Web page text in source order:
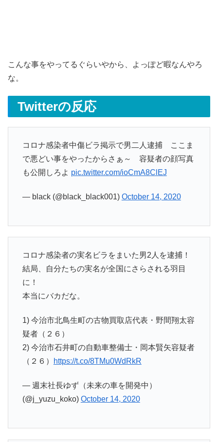
こんな事をやってるぐらいやから、よっぽど暇なんやろ
な。
Twitterの反応
コロナ感染者中傷ビラ掲示で男二人逮捕 ここま
で悪どい事をやったからさぁ～ 容疑者の顔写真
も公開しろよ pic.twitter.com/ioCmA8ClEJ
— black (@black_black001) October 14, 2020
コロナ感染者の実名ビラをまいた男2人を逮捕！
結局、自分たちの実名が全国にさらされる羽目
に！
本当にバカだな。
1) 今治市北鳥生町の古物買取店代表・野間翔太容
疑者（２６）
2) 今治市石井町の自動車整備士・岡本賢矢容疑者
（２６）
https://t.co/8TMu0WdRkR
— 週末社長ゆず（未来の車を開発中）
(@j_yuzu_koko) October 14, 2020